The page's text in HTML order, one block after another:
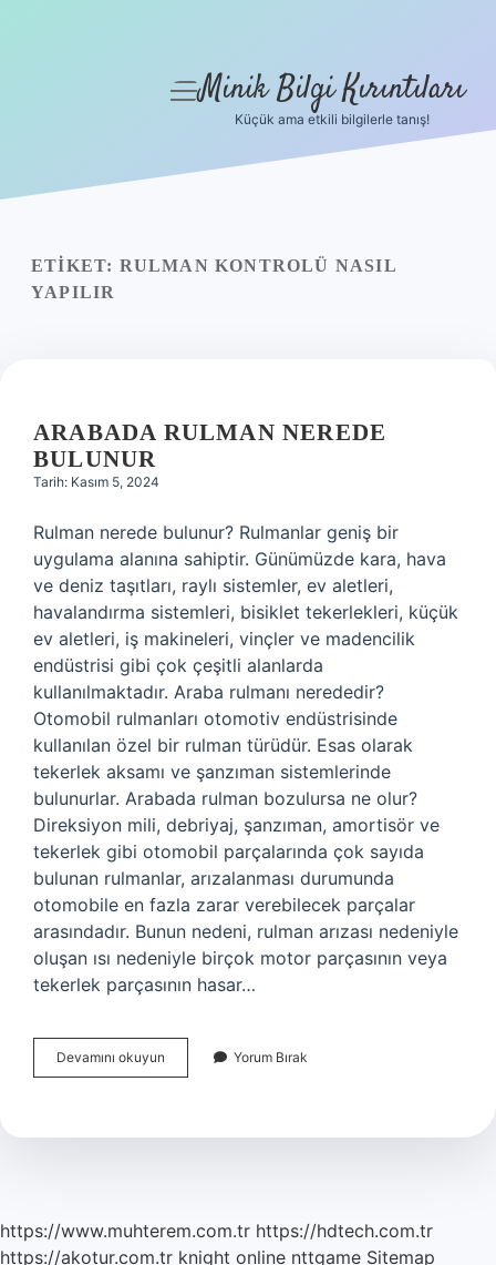
Yasal Uyarı
menüyü
Minik Bilgi Kırıntıları
Küçük ama etkili bilgilerle tanış!
ETIKET: RULMAN KONTROLÜ NASIL
YAPILIR
ARABADA RULMAN NEREDE
BULUNUR
Tarih: Kasım 5, 2024
Rulman nerede bulunur? Rulmanlar geniş bir
uygulama alanına sahiptir. Günümüzde kara, hava
ve deniz taşıtları, raylı sistemler, ev aletleri,
havalandırma sistemleri, bisiklet tekerlekleri, küçük
ev aletleri, iş makineleri, vinçler ve madencilik
endüstrisi gibi çok çeşitli alanlarda
kullanılmaktadır. Araba rulmanı nerededir?
Otomobil rulmanları otomotiv endüstrisinde
kullanılan özel bir rulman türüdür. Esas olarak
tekerlek aksamı ve şanzıman sistemlerinde
bulunurlar. Arabada rulman bozulursa ne olur?
Direksiyon mili, debriyaj, şanzıman, amortisör ve
tekerlek gibi otomobil parçalarında çok sayıda
bulunan rulmanlar, arızalanması durumunda
otomobile en fazla zarar verebilecek parçalar
arasındadır. Bunun nedeni, rulman arızası nedeniyle
oluşan ısı nedeniyle birçok motor parçasının veya
tekerlek parçasının hasar…
Devamını okuyun Arabada
Rulman
Yorum Bırak
https://www.muhterem.com.tr https://hdtech.com.tr
https://akotur.com.tr knight online nttgame Sitemap